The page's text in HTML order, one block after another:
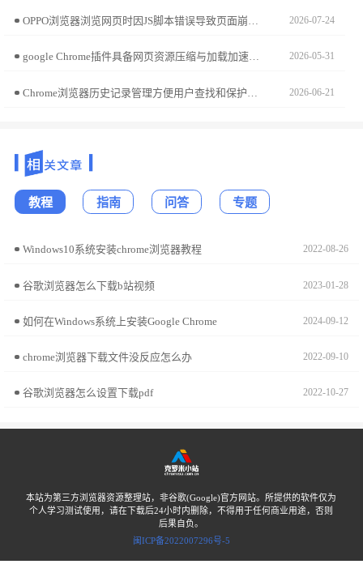
OPPO浏览器浏览网页时因JS脚本错误导致页面崩溃或功能失效？本文解析浏览器内置JS引擎执行策略，分享强制启用兼容性模式及拦截冲突脚本的专业调试方案。 2026-07-24
google Chrome插件具备网页资源压缩与加载加速功能，可压缩图片、脚本等非结构化内容，降低页面加载延迟，提升整体浏览效率。 2026-05-31
2026-06-21
教程 指南 问答 专题
Windows10系统安装chrome浏览器教程 2022-08-26
谷歌浏览器怎么下载b站视频 2023-01-28
如何在Windows系统上安装Google Chrome 2024-09-12
chrome浏览器下载文件没反应怎么办 2022-09-10
谷歌浏览器怎么设置下载pdf 2022-10-27
本站为第三方浏览器资源整理站，非谷歌(Google)官方网站。所提供的软件仅为
个人学习测试使用，请在下载后24小时内删除，不得用于任何商业用途，否则
后果自负。
闽ICP备2022007296号-5